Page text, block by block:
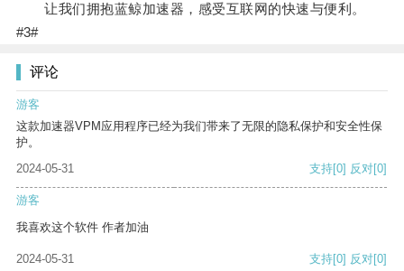
让我们拥抱蓝鲸加速器，感受互联网的快速与便利。
#3#
评论
游客
这款加速器VPM应用程序已经为我们带来了无限的隐私保护和安全性保
护。
2024-05-31
支持[0] 反对[0]
游客
我喜欢这个软件 作者加油
2024-05-31 支持[0] 反对[0]